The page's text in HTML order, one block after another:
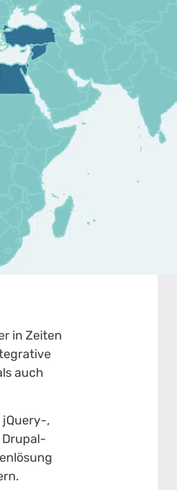
in Zeiten
auch
jQuery-,